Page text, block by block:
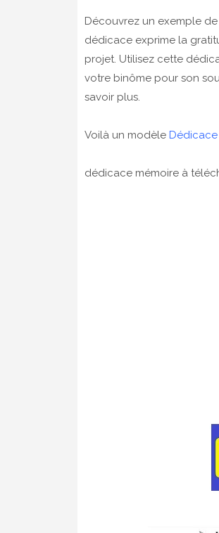
Découvrez un exemple de
dédicace exprime la
projet. Utilisez cette
votre binôme pour son
savoir plus.
Voilà un modèle
dédicace mémoire à